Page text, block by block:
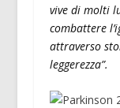
vive di molti
combattere
attraverso
leggerezza”.